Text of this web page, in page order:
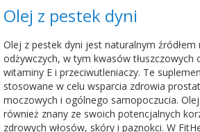
Olej z pestek dyni
Olej z pestek dyni jest naturalnym źródłem
odżywczych, w tym kwasów tłuszczowych
witaminy E i przeciwutleniaczy. Te
stosowane w celu wsparcia zdrowia
moczowych i ogólnego samopoczucia.
również znany ze swoich potencjalnych
zdrowych włosów, skóry i paznokci. W